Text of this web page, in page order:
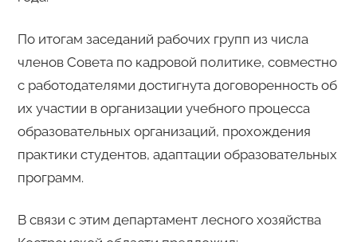
По итогам заседаний рабочих групп из числа
членов Совета по кадровой политике, совместно
с работодателями достигнута договоренность об
их участии в организации учебного процесса
образовательных организаций, прохождения
практики студентов, адаптации образовательных
программ.
В связи с этим департамент лесного хозяйства